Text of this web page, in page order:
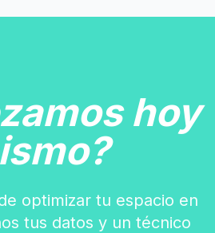
hoy
optimizar tu espacio en
tus datos y un técnico